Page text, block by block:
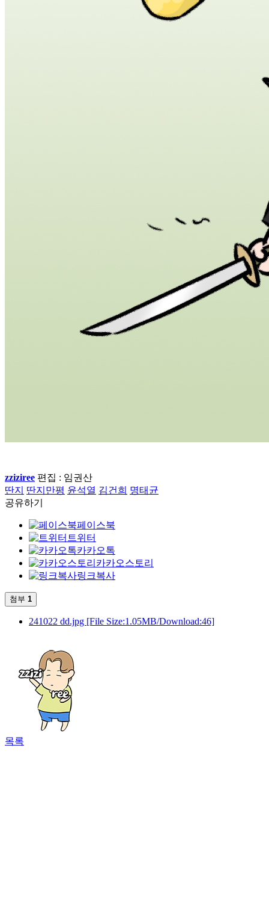
zziziree 편집 : 임권산
딴지
딴지만평 윤석열 김건희 명태균
공유하기
페이스북
트위터
카카오톡
카카오스토리
링크복사
첨부 1
241022 dd.jpg [File Size:1.05MB/Download:46]
목록